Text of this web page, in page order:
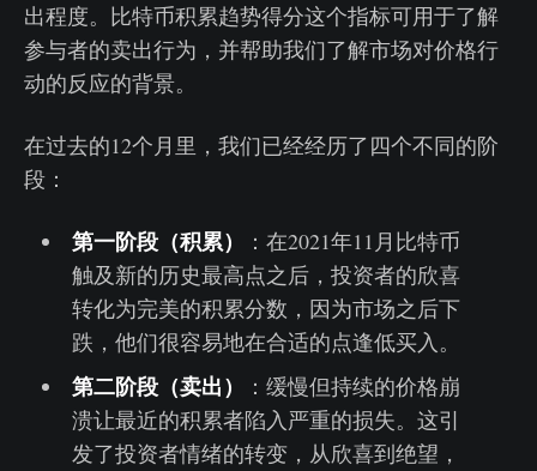
出程度。比特币积累趋势得分这个指标可用于了解
参与者的卖出行为，并帮助我们了解市场对价格行
动的反应的背景。
在过去的12个月里，我们已经经历了四个不同的阶
段：
第一阶段（积累）
：在2021年11月比特币
触及新的历史最高点之后，投资者的欣喜
转化为完美的积累分数，因为市场之后下
跌，他们很容易地在合适的点逢低买入。
第二阶段（卖出）
：缓慢但持续的价格崩
溃让最近的积累者陷入严重的损失。这引
发了投资者情绪的转变，从欣喜到绝望，